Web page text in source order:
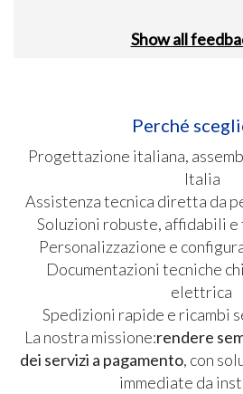
Show all
Perché
Progettazione italiana,
Italia
Assistenza tecnica diretta da
Soluzioni robuste, affidabili
Personalizzazione e
Documentazioni tecniche
elettrica
Spedizioni rapide e ricambi
La nostra missione:rendere
dei servizi a pagamento, con
immediate da